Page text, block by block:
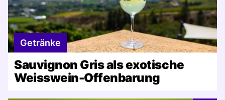
Getränke
Sauvignon Gris als exotische
Weisswein-Offenbarung